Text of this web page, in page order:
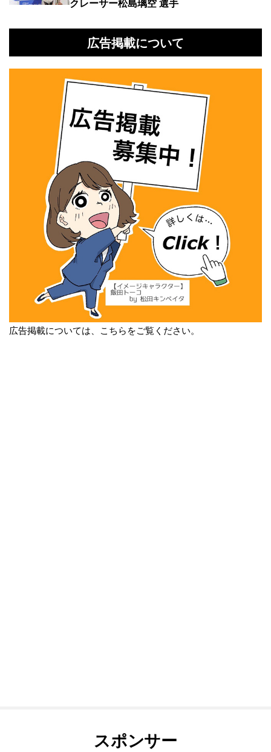
広告掲載について
広告掲載については、こちらをご覧ください。
スポンサー